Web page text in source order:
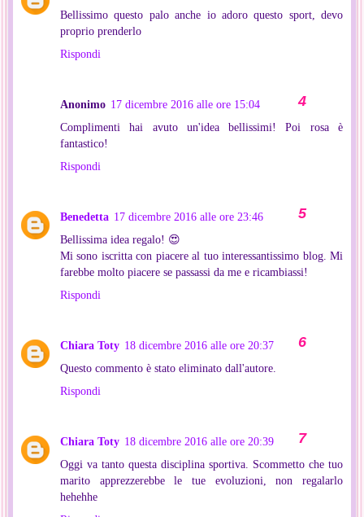
Bellissimo questo palo anche io adoro questo sport, devo
proprio prenderlo
Rispondi
Anonimo 17 dicembre 2016 alle ore 15:04
Complimenti hai avuto un'idea bellissimi! Poi rosa è
fantastico!
Rispondi
Benedetta 17 dicembre 2016 alle ore 23:46
Bellissima idea regalo! 😍
Mi sono iscritta con piacere al tuo interessantissimo blog. Mi
farebbe molto piacere se passassi da me e ricambiassi!
Rispondi
Chiara Toty 18 dicembre 2016 alle ore 20:37
Questo commento è stato eliminato dall'autore.
Rispondi
Chiara Toty 18 dicembre 2016 alle ore 20:39
Oggi va tanto questa disciplina sportiva. Scommetto che tuo
marito apprezzerebbe le tue evoluzioni, non regalarlo
hehehhe